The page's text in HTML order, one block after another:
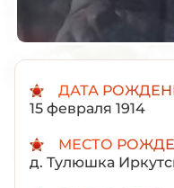
ДАТА
15 февраля 1914
МЕСТО
д. Тулюшка